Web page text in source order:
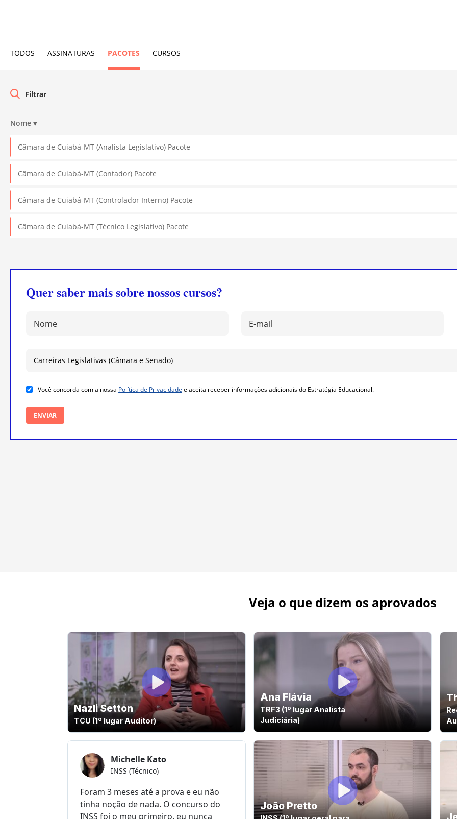
TODOS ASSINATURAS PACOTES CURSOS
Nome ▾
Câmara de Cuiabá-MT (Analista Legislativo) Pacote
Câmara de Cuiabá-MT (Contador) Pacote
Câmara de Cuiabá-MT (Controlador Interno) Pacote
Câmara de Cuiabá-MT (Técnico Legislativo) Pacote
Quer saber mais sobre nossos cursos?
mail:
Você concorda com a nossa Política de Privacidade e aceita receber informações adicionais do Estratégia Educacional.
ENVIAR
Veja o que dizem os aprovados